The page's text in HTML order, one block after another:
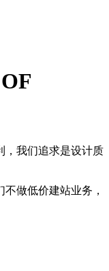
，我们追求是设计质
做低价建站业务，